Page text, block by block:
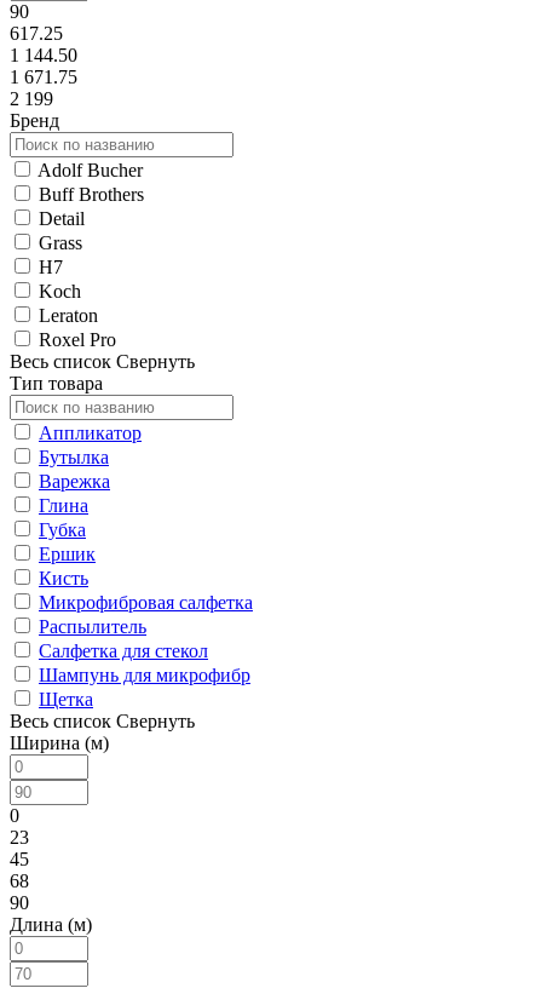
90
617.25
1 144.50
1 671.75
2 199
Бренд
Adolf Bucher
Buff Brothers
Detail
Grass
H7
Koch
Leraton
Roxel Pro
Весь список Свернуть
Тип товара
Аппликатор
Бутылка
Варежка
Глина
Губка
Ершик
Кисть
Микрофибровая салфетка
Распылитель
Салфетка для стекол
Шампунь для микрофибр
Щетка
Весь список Свернуть
Ширина (м)
0
23
45
68
90
Длина (м)